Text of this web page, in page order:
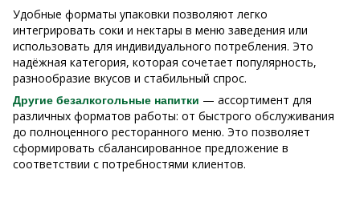
Удобные форматы упаковки позволяют легко
интегрировать соки и нектары в меню заведения или
использовать для индивидуального потребления. Это
надёжная категория, которая сочетает популярность,
разнообразие вкусов и стабильный спрос.
Другие безалкогольные напитки — ассортимент для
различных форматов работы: от быстрого обслуживания
до полноценного ресторанного меню. Это позволяет
сформировать сбалансированное предложение в
соответствии с потребностями клиентов.